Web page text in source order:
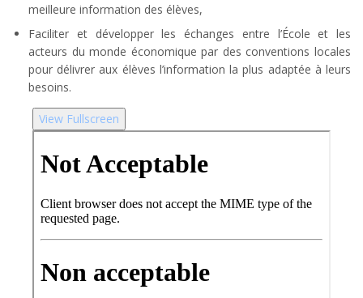
meilleure information des élèves,
Faciliter et développer les échanges entre l’École et les
acteurs du monde économique par des conventions locales
pour délivrer aux élèves l’information la plus adaptée à leurs
besoins.
View Fullscreen